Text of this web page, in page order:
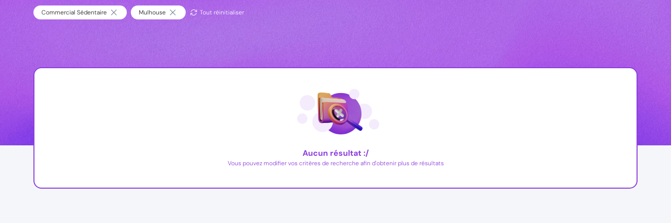
Commercial Sédentaire Mulhouse Tout réinitialiser
Aucun résultat :/
Vous pouvez modifier vos critères de recherche afin d'obtenir plus de résultats